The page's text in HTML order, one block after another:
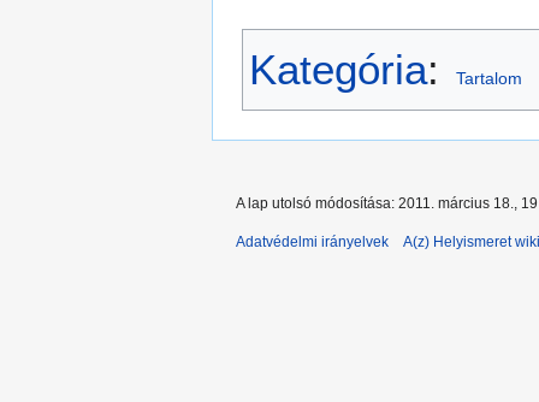
Kategória: Tartalom
A lap utolsó módosítása: 2011. március 18.,
Adatvédelmi irányelvek A(z) Helyismeret